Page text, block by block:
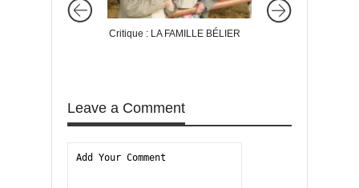
Critique : LA FAMILLE BÉLIER
Leave a Comment